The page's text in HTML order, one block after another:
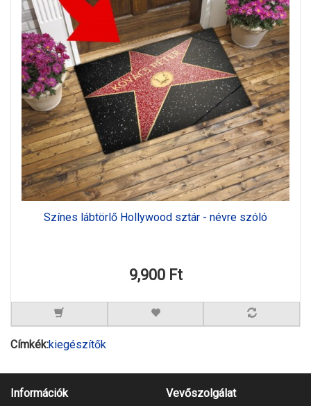
Színes lábtörlő Hollywood sztár - névre szóló
9,900 Ft
Címkék:kiegészítők
Információk Vevőszolgálat